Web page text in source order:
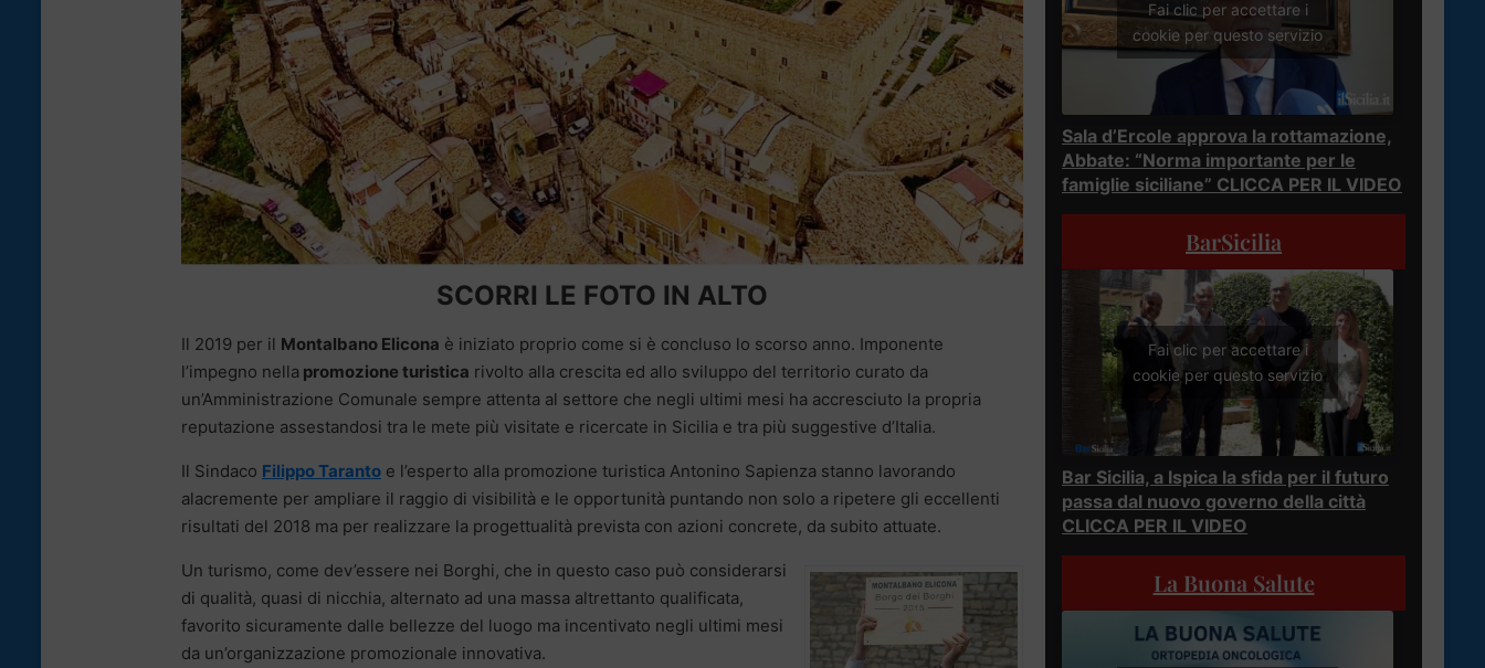
SCORRI LE FOTO IN ALTO
Il 2019 per il Montalbano Elicona è iniziato proprio come si è concluso lo scorso anno. Imponente
l’impegno nella promozione turistica rivolto alla crescita ed allo sviluppo del territorio curato da
un’Amministrazione Comunale sempre attenta al settore che negli ultimi mesi ha accresciuto la propria
reputazione assestandosi tra le mete più visitate e ricercate in Sicilia e tra più suggestive d’Italia.
Il Sindaco Filippo Taranto e l’esperto alla promozione turistica Antonino Sapienza stanno lavorando
alacremente per ampliare il raggio di visibilità e le opportunità puntando non solo a ripetere gli eccellenti
risultati del 2018 ma per realizzare la progettualità prevista con azioni concrete, da subito attuate.
Un turismo, come dev’essere nei Borghi, che in questo caso può considerarsi
di qualità, quasi di nicchia, alternato ad una massa altrettanto qualificata,
favorito sicuramente dalle bellezze del luogo ma incentivato negli ultimi mesi
da un’organizzazione promozionale innovativa.
Fai clic per accettare i
cookie per questo servizio
Sala d’Ercole approva la rottamazione,
Abbate: “Norma importante per le
famiglie siciliane” CLICCA PER IL VIDEO
BarSicilia
Fai clic per accettare i
cookie per questo servizio
Bar Sicilia, a Ispica la sfida per il futuro
passa dal nuovo governo della città
CLICCA PER IL VIDEO
La Buona Salute